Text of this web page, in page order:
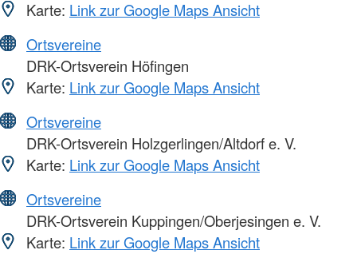
Karte: Link zur Google Maps Ansicht
Ortsvereine
DRK-Ortsverein Höfingen
Karte: Link zur Google Maps Ansicht
Ortsvereine
DRK-Ortsverein Holzgerlingen/Altdorf e. V.
Karte: Link zur Google Maps Ansicht
Ortsvereine
DRK-Ortsverein Kuppingen/Oberjesingen e. V.
Karte: Link zur Google Maps Ansicht